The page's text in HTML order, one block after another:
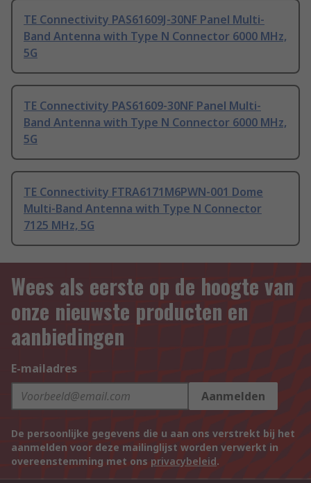
TE Connectivity PAS61609J-30NF Panel Multi-
Band Antenna with Type N Connector 6000 MHz,
5G
TE Connectivity PAS61609-30NF Panel Multi-
Band Antenna with Type N Connector 6000 MHz,
5G
TE Connectivity FTRA6171M6PWN-001 Dome
Multi-Band Antenna with Type N Connector
7125 MHz, 5G
Wees als eerste op de hoogte van
onze nieuwste producten en
aanbiedingen
E-mailadres
Aanmelden
De persoonlijke gegevens die u aan ons verstrekt bij het
aanmelden voor deze mailinglijst worden verwerkt in
overeenstemming met ons privacybeleid.